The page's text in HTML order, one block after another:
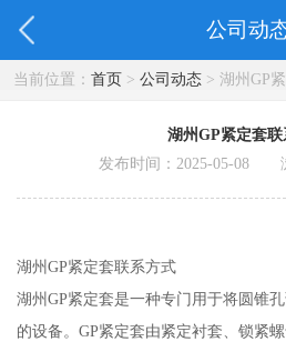
公司动
当前位置： 首页> 公司动态> 湖州GP
湖州GP紧定套
发布时间：2025-05-08
湖州GP紧定套联系方式
湖州GP紧定套是一种专门用于将圆锥
的设备。GP紧定套由紧定衬套、锁紧